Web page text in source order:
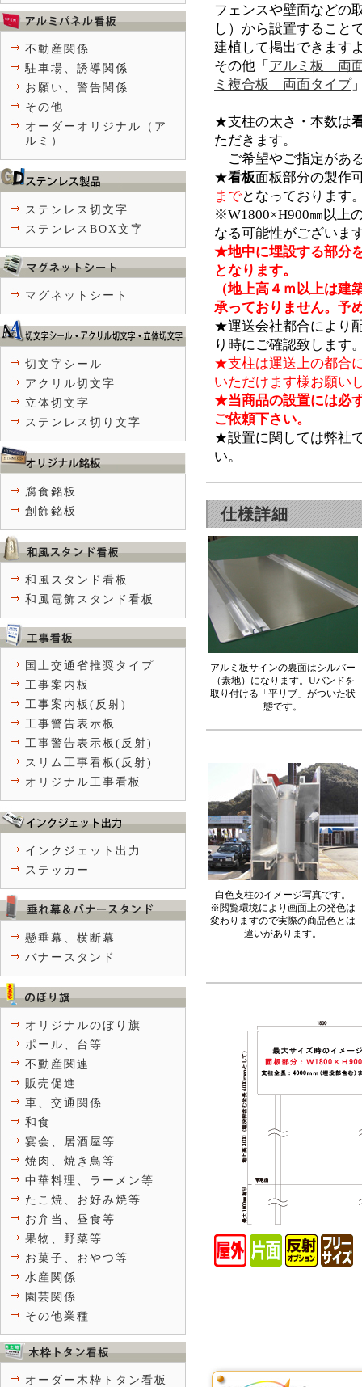
フェンスや壁面などの
し）から設置すること
建植して掲出できます
その他「 アルミ板 両
ミ複合板 両面タイプ
★支柱の太さ・本数は
ただきます。
ご希望やご指定があ
★看板面板部分の製作
までとなっております
※W1800×H900㎜以上
なる可能性がございま
★地中に埋設する部分
となります。
（地上高４ｍ以上は
承っておりません。予
★運送会社都合により
り時にご確認致します
★支柱は運送上の都合
いただけます様お願い
★当商品の設置には必
ご依頼下さい。
★設置に関しては弊社
い。
仕様詳細
アルミ板サインの裏面はシルバー
（素地）になります。Uバンドを
取り付ける「平リブ」がついた状
態です。
白色支柱のイメージ写真です。
※閲覧環境により画面上の発色は
変わりますので実際の商品色とは
違いがあります。
不動産関係
駐車場、誘導関係
お願い、警告関係
その他
オーダーオリジナル（ア
ルミ）
ステンレス切文字
ステンレスBOX文字
マグネットシート
切文字シール
アクリル切文字
立体切文字
ステンレス切り文字
腐食銘板
創飾銘板
和風スタンド看板
和風電飾スタンド看板
国土交通省推奨タイプ
工事案内板
工事案内板(反射)
工事警告表示板
工事警告表示板(反射)
スリム工事看板(反射)
オリジナル工事看板
インクジェット出力
ステッカー
懸垂幕、横断幕
バナースタンド
オリジナルのぼり旗
ポール、台等
不動産関連
販売促進
車、交通関係
和食
宴会、居酒屋等
焼肉、焼き鳥等
中華料理、ラーメン等
たこ焼、お好み焼等
お弁当、昼食等
果物、野菜等
お菓子、おやつ等
水産関係
園芸関係
その他業種
オーダー木枠トタン看板